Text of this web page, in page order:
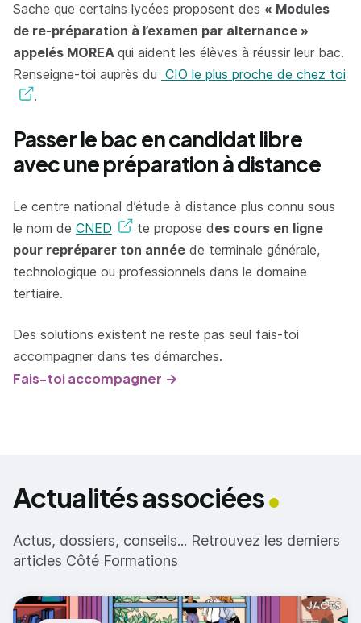
Sache que certains lycées proposent des « Modules
de re-préparation à l’examen par alternance »
appelés MOREA qui aident les élèves à réussir leur bac.
Renseigne-toi auprès du CIO le plus proche de chez toi
.
Passer le bac en candidat libre
avec une préparation à distance
Le centre national d’étude à distance plus connu sous
le nom de CNED te propose des cours en ligne
pour repréparer ton année de terminale générale,
technologique ou professionnels dans le domaine
tertiaire.
Des solutions existent ne reste pas seul fais-toi
accompagner dans tes démarches.
Fais-toi accompagner
Actualités associées
Actus, dossiers, conseils... Retrouvez les derniers
articles Côté Formations